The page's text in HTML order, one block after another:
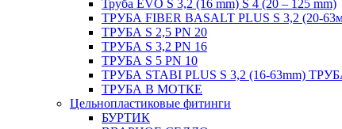
Труба EVO S 3,2 (16 mm) S 4 (20 – 125 mm)
ТРУБА FIBER BASALT PLUS S 3,2 (20-
ТРУБА S 2,5 PN 20
ТРУБА S 3,2 PN 16
ТРУБА S 5 PN 10
ТРУБА STABI PLUS S 3,2 (16-63mm)
ТРУБА В МОТКЕ
Цельнопластиковые фитинги
БУРТИК